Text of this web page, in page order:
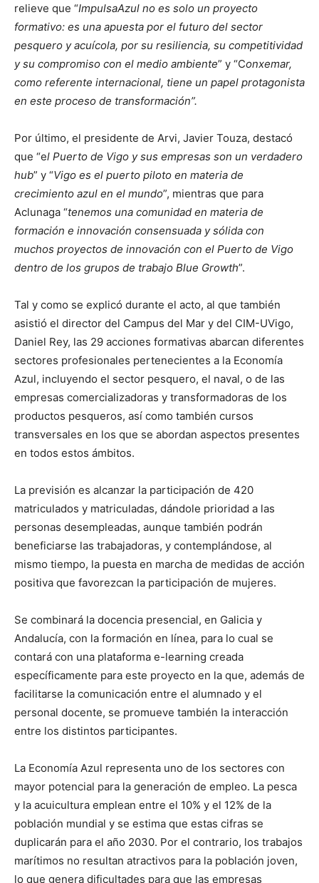
relieve que “ImpulsaAzul no es solo un proyecto
formativo: es una apuesta por el futuro del sector
pesquero y acuícola, por su resiliencia, su competitividad
y su compromiso con el medio ambiente” y “Conxemar,
como referente internacional, tiene un papel protagonista
en este proceso de transformación”.
Por último, el presidente de Arvi, Javier Touza, destacó
que “el Puerto de Vigo y sus empresas son un verdadero
hub” y “Vigo es el puerto piloto en materia de
crecimiento azul en el mundo”, mientras que para
Aclunaga “tenemos una comunidad en materia de
formación e innovación consensuada y sólida con
muchos proyectos de innovación con el Puerto de Vigo
dentro de los grupos de trabajo Blue Growth”.
Tal y como se explicó durante el acto, al que también
asistió el director del Campus del Mar y del CIM-UVigo,
Daniel Rey, las 29 acciones formativas abarcan diferentes
sectores profesionales pertenecientes a la Economía
Azul, incluyendo el sector pesquero, el naval, o de las
empresas comercializadoras y transformadoras de los
productos pesqueros, así como también cursos
transversales en los que se abordan aspectos presentes
en todos estos ámbitos.
La previsión es alcanzar la participación de 420
matriculados y matriculadas, dándole prioridad a las
personas desempleadas, aunque también podrán
beneficiarse las trabajadoras, y contemplándose, al
mismo tiempo, la puesta en marcha de medidas de acción
positiva que favorezcan la participación de mujeres.
Se combinará la docencia presencial, en Galicia y
Andalucía, con la formación en línea, para lo cual se
contará con una plataforma e-learning creada
específicamente para este proyecto en la que, además de
facilitarse la comunicación entre el alumnado y el
personal docente, se promueve también la interacción
entre los distintos participantes.
La Economía Azul representa uno de los sectores con
mayor potencial para la generación de empleo. La pesca
y la acuicultura emplean entre el 10% y el 12% de la
población mundial y se estima que estas cifras se
duplicarán para el año 2030. Por el contrario, los trabajos
marítimos no resultan atractivos para la población joven,
lo que genera dificultades para que las empresas